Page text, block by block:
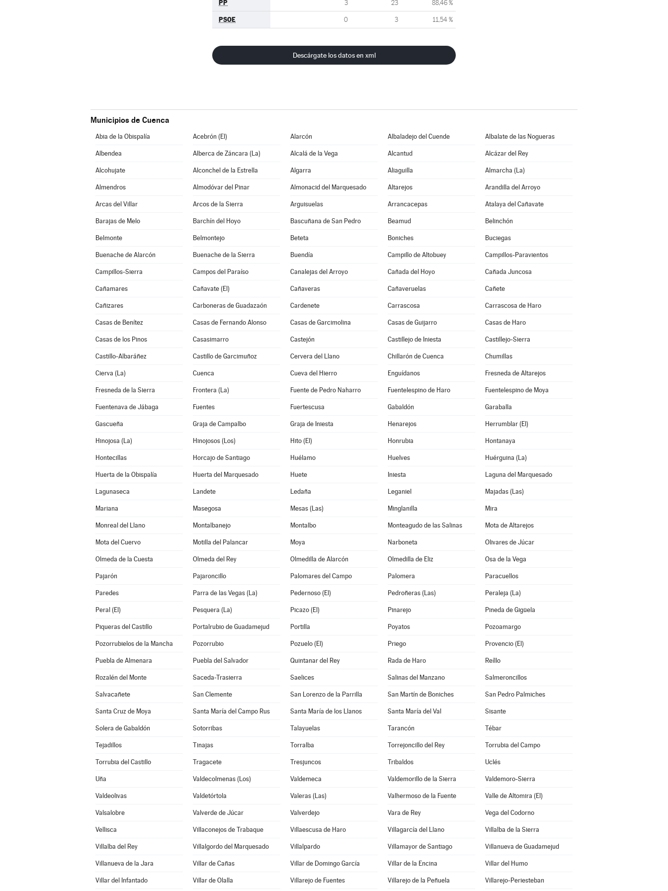
PP 3 23 88,46 %
PSOE 0 3 11,54 %
Descárgate los datos en xml
Municipios de Cuenca
Abia de la Obispalía Acebrón (El) Alarcón Albaladejo del Cuende Albalate de las Nogueras
Albendea Alberca de Záncara (La) Alcalá de la Vega Alcantud Alcázar del Rey
Alcohujate Alconchel de la Estrella Algarra Aliaguilla Almarcha (La)
Almendros Almodóvar del Pinar Almonacid del Marquesado Altarejos Arandilla del Arroyo
Arcas del Villar Arcos de la Sierra Arguisuelas Arrancacepas Atalaya del Cañavate
Barajas de Melo Barchín del Hoyo Bascuñana de San Pedro Beamud Belinchón
Belmonte Belmontejo Beteta Boniches Buciegas
Buenache de Alarcón Buenache de la Sierra Buendía Campillo de Altobuey Campillos-Paravientos
Campillos-Sierra Campos del Paraíso Canalejas del Arroyo Cañada del Hoyo Cañada Juncosa
Cañamares Cañavate (El) Cañaveras Cañaveruelas Cañete
Cañizares Carboneras de Guadazaón Cardenete Carrascosa Carrascosa de Haro
Casas de Benítez Casas de Fernando Alonso Casas de Garcimolina Casas de Guijarro Casas de Haro
Casas de los Pinos Casasimarro Castejón Castillejo de Iniesta Castillejo-Sierra
Castillo-Albaráñez Castillo de Garcimuñoz Cervera del Llano Chillarón de Cuenca Chumillas
Cierva (La) Cuenca Cueva del Hierro Enguídanos Fresneda de Altarejos
Fresneda de la Sierra Frontera (La) Fuente de Pedro Naharro Fuentelespino de Haro Fuentelespino de Moya
Fuentenava de Jábaga Fuentes Fuertescusa Gabaldón Garaballa
Gascueña Graja de Campalbo Graja de Iniesta Henarejos Herrumblar (El)
Hinojosa (La) Hinojosos (Los) Hito (El) Honrubia Hontanaya
Hontecillas Horcajo de Santiago Huélamo Huelves Huérguina (La)
Huerta de la Obispalía Huerta del Marquesado Huete Iniesta Laguna del Marquesado
Lagunaseca Landete Ledaña Leganiel Majadas (Las)
Mariana Masegosa Mesas (Las) Minglanilla Mira
Monreal del Llano Montalbanejo Montalbo Monteagudo de las Salinas Mota de Altarejos
Mota del Cuervo Motilla del Palancar Moya Narboneta Olivares de Júcar
Olmeda de la Cuesta Olmeda del Rey Olmedilla de Alarcón Olmedilla de Eliz Osa de la Vega
Pajarón Pajaroncillo Palomares del Campo Palomera Paracuellos
Paredes Parra de las Vegas (La) Pedernoso (El) Pedroñeras (Las) Peraleja (La)
Peral (El) Pesquera (La) Picazo (El) Pinarejo Pineda de Gigüela
Piqueras del Castillo Portalrubio de Guadamejud Portilla Poyatos Pozoamargo
Pozorrubielos de la Mancha Pozorrubio Pozuelo (El) Priego Provencio (El)
Puebla de Almenara Puebla del Salvador Quintanar del Rey Rada de Haro Reíllo
Rozalén del Monte Saceda-Trasierra Saelices Salinas del Manzano Salmeroncillos
Salvacañete San Clemente San Lorenzo de la Parrilla San Martín de Boniches San Pedro Palmiches
Santa Cruz de Moya Santa María del Campo Rus Santa María de los Llanos Santa María del Val Sisante
Solera de Gabaldón Sotorribas Talayuelas Tarancón Tébar
Tejadillos Tinajas Torralba Torrejoncillo del Rey Torrubia del Campo
Torrubia del Castillo Tragacete Tresjuncos Tribaldos Uclés
Uña Valdecolmenas (Los) Valdemeca Valdemorillo de la Sierra Valdemoro-Sierra
Valdeolivas Valdetórtola Valeras (Las) Valhermoso de la Fuente Valle de Altomira (El)
Valsalobre Valverde de Júcar Valverdejo Vara de Rey Vega del Codorno
Vellisca Villaconejos de Trabaque Villaescusa de Haro Villagarcía del Llano Villalba de la Sierra
Villalba del Rey Villalgordo del Marquesado Villalpardo Villamayor de Santiago Villanueva de Guadamejud
Villanueva de la Jara Villar de Cañas Villar de Domingo García Villar de la Encina Villar del Humo
Villar del Infantado Villar de Olalla Villarejo de Fuentes Villarejo de la Peñuela Villarejo-Periesteban